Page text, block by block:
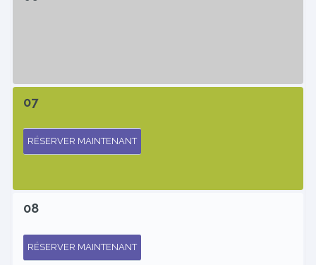
07
RÉSERVER MAINTENANT
08
RÉSERVER MAINTENANT